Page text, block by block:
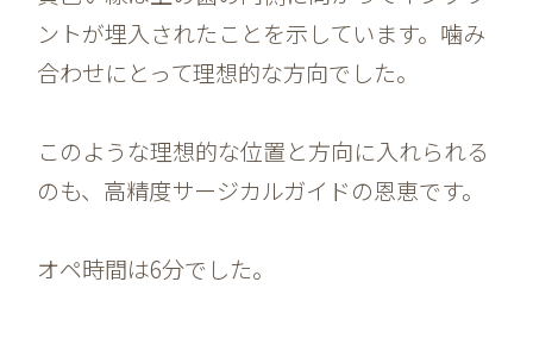
ントが埋入されたことを示しています。噛み
合わせにとって理想的な方向でした。
このような理想的な位置と方向に入れられる
のも、高精度サージカルガイドの恩恵です。
オペ時間は6分でした。